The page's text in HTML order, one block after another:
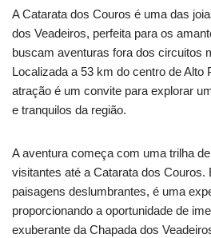
A Catarata dos Couros é uma das
dos Veadeiros, perfeita para os
buscam aventuras fora dos circuitos
Localizada a 53 km do centro de Alto
atração é um convite para explorar
e tranquilos da região.
A aventura começa com uma trilha
visitantes até a Catarata dos Couros.
paisagens deslumbrantes, é uma
proporcionando a oportunidade de
exuberante da Chapada dos